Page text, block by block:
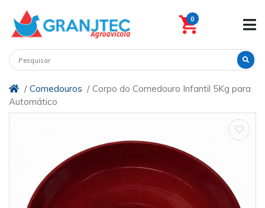
0
Comedouros
Corpo do Comedouro Infantil 5Kg para
Automático